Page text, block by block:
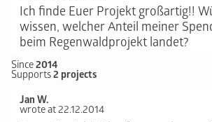
Ich finde Euer Projekt großartig!!
wissen, welcher Anteil meiner
beim Regenwaldprojekt landet?
Since2014
Supports2 projects
Jan W.
wrote at 22.12.2014